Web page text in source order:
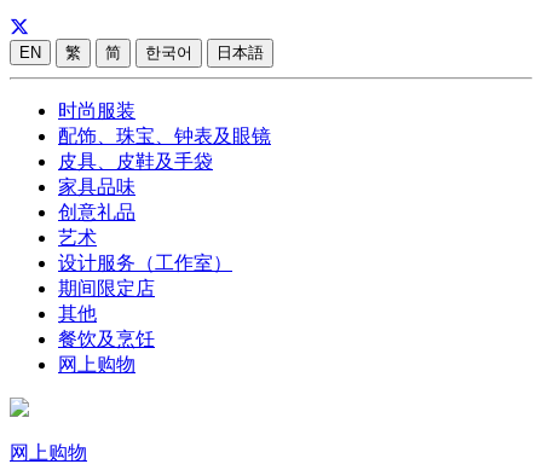
EN 繁 简 한국어 日本語
时尚服装
配饰、珠宝、钟表及眼镜
皮具、皮鞋及手袋
家具品味
创意礼品
艺术
设计服务（工作室）
期间限定店
其他
餐饮及烹饪
网上购物
网上购物